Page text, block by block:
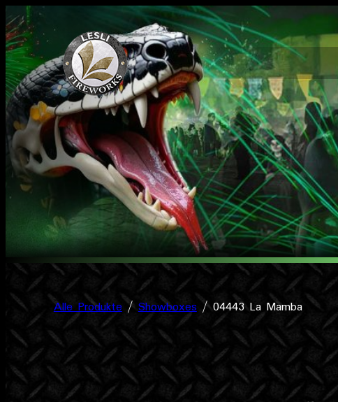
Zum
Inhalt
springen
Alle Produkte/Showboxes/ 04443 La Mamba